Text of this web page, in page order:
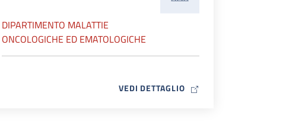
DIPARTIMENTO MALATTIE
ONCOLOGICHE ED EMATOLOGICHE
VEDI DETTAGLIOMAP ICON